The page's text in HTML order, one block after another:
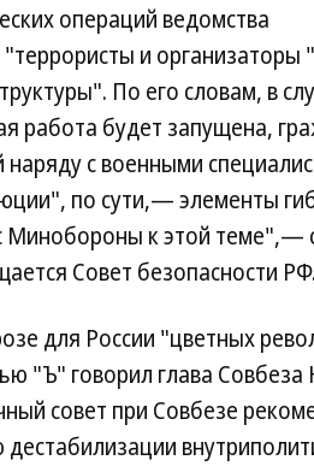
операций ведомства
"террористы и
По его словам, в
работа будет запущена,
наряду с военными
по сути,— элементы
Минобороны к этой теме",—
Совет безопасности РФ.
для России "цветных
"Ъ" говорил глава
совет при Совбезе